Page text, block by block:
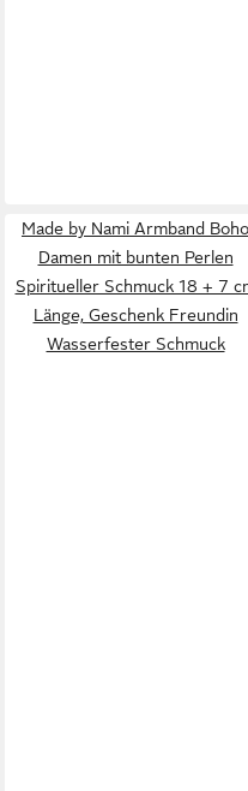
Made by Nami Armband Boho
Damen mit bunten Perlen
Spiritueller Schmuck 18 + 7
Länge, Geschenk Freundin
Wasserfester Schmuck